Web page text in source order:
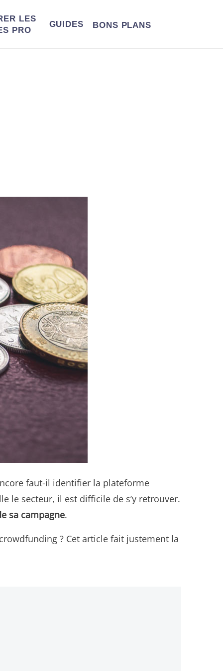
LES
PRO
GUIDES BONS PLANS
faut-il identifier la plateforme
le secteur, il est difficile de s’y retrouver.
sa campagne.
? Cet article fait justement la